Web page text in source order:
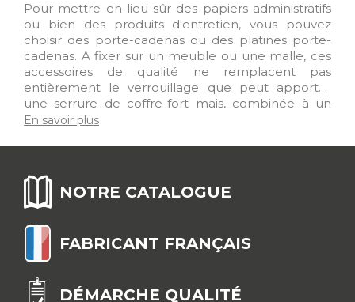
Pour mettre en lieu sûr des papiers administratifs
ou bien des produits d'entretien, vous pouvez
choisir des porte-cadenas ou des platines porte-
cadenas. A fixer sur un meuble ou une malle, ces
accessoires de qualité ne remplacent pas
entièrement le verrouillage que peut apporter
une serrure de coffre-fort mais, combinée à un
verrou solide, sont suffisamment dissuasifs et
cadenas permettent de bloquer l'accès à
les articles placés à l'intérieur hors de la portée de
enfants. De nombreux modèles sont présentés
dans notre gamme de fermoirs !
En savoir plus
NOTRE CATALOGUE
FABRICANT FRANÇAIS
DÉMARCHE QUALITÉ